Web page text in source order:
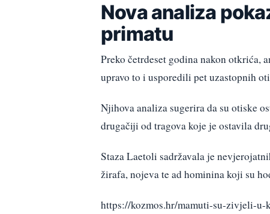
Nova analiza
primatu
Preko četrdeset godina nakon
upravo to i usporedili pet uzastopnih
Njihova analiza sugerira da su otiske
drugačiji od tragova koje je ostavila
Staza Laetoli sadržavala je
žirafa, nojeva te ad hominina koji su
https://kozmos.hr/mamuti-su-zivjeli-